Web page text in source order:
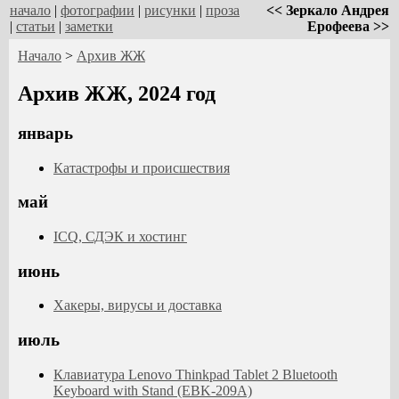
начало | фотографии | рисунки | проза
| статьи | заметки
<< Зеркало Андрея
Ерофеева >>
Начало > Архив ЖЖ
Архив ЖЖ, 2024 год
январь
Катастрофы и происшествия
май
ICQ, СДЭК и хостинг
июнь
Хакеры, вирусы и доставка
июль
Клавиатура Lenovo Thinkpad Tablet 2 Bluetooth
Keyboard with Stand (EBK-209A)